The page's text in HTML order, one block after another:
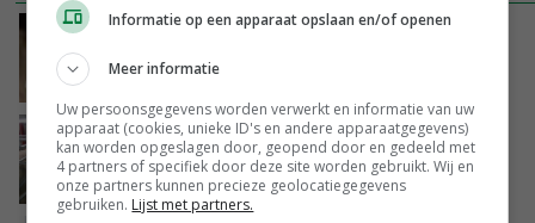
Boterberg zit echt herstel zuivelmarkt in de
weg
‘Door hittegolf is aantal terugkomers bij
zeugen verdubbeld’
VANDAAG, 06:19
Informatie op een apparaat opslaan en/of openen
Meer informatie
Uw persoonsgegevens worden verwerkt en informatie van uw
apparaat (cookies, unieke ID's en andere apparaatgegevens)
kan worden opgeslagen door, geopend door en gedeeld met
4 partners of specifiek door deze site worden gebruikt. Wij en
onze partners kunnen precieze geolocatiegegevens
gebruiken. Lijst met partners.